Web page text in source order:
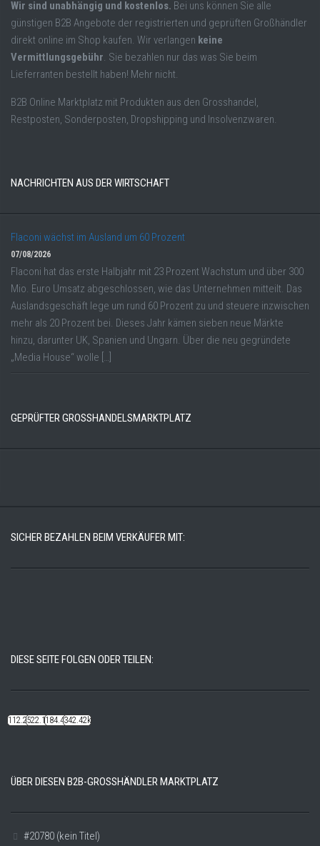
Wir sind unabhängig und kostenlos. Bei uns können Sie alle
günstigen B2B Angebote der registrierten und geprüften Großhändler
direkt online im Shop kaufen. Wir verlangen keine
Vermittlungsgebühr. Sie bezahlen nur das was Sie beim
Lieferranten bestellt haben! Mehr nicht.
B2B Online Marktplatz mit Produkten aus den Grosshandel,
Restposten, Sonderposten, Dropshipping und Insolvenzwaren.
NACHRICHTEN AUS DER WIRTSCHAFT
Flaconi wächst im Ausland um 60 Prozent
07/08/2026
Flaconi hat das erste Halbjahr mit 23 Prozent Wachstum und über 300
Mio. Euro Umsatz abgeschlossen, wie das Unternehmen mitteilt. Das
Auslandsgeschäft lege um rund 60 Prozent zu und steuere inzwischen
mehr als 20 Prozent bei. Dieses Jahr kämen sieben neue Märkte
hinzu, darunter UK, Spanien und Ungarn. Über die neu gegründete
„Media House“ wolle […]
GEPRÜFTER GROSSHANDELSMARKTPLATZ
SICHER BEZAHLEN BEIM VERKÄUFER MIT:
DIESE SEITE FOLGEN ODER TEILEN:
112.22k522.14k184.48k342.42k
ÜBER DIESEN B2B-GROSSHÄNDLER MARKTPLATZ
#20780 (kein Titel)